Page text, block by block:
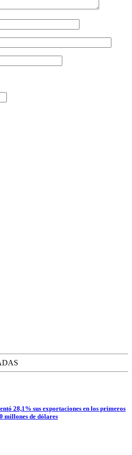
28,1% sus exportaciones en los primeros
millones de dólares